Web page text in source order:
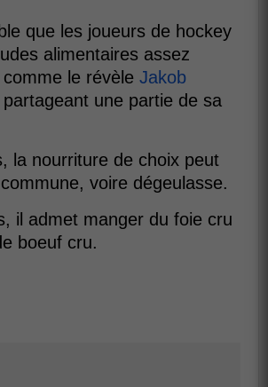
que les joueurs de hockey
alimentaires assez
le révèle Jakob
partageant une partie de sa
la nourriture de choix peut
voire dégeulasse.
il admet manger du foie cru
boeuf cru.